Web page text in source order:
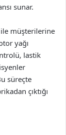
sunar.
müşterilerine
yağı
lastik
süreçte
çıktığı